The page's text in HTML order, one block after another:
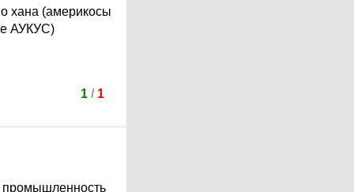
хана (америкосы
АУКУС)
1/ 1
промышленность